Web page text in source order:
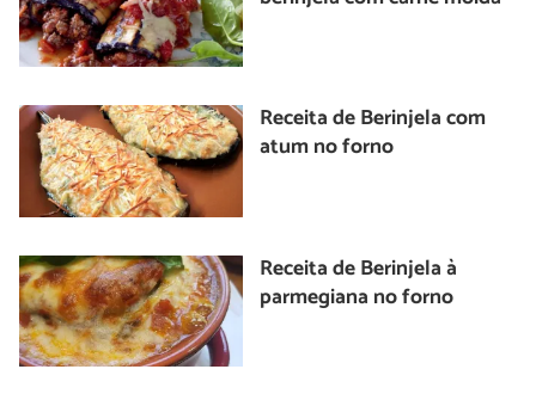
Receita de Berinjela com
atum no forno
Receita de Berinjela à
parmegiana no forno